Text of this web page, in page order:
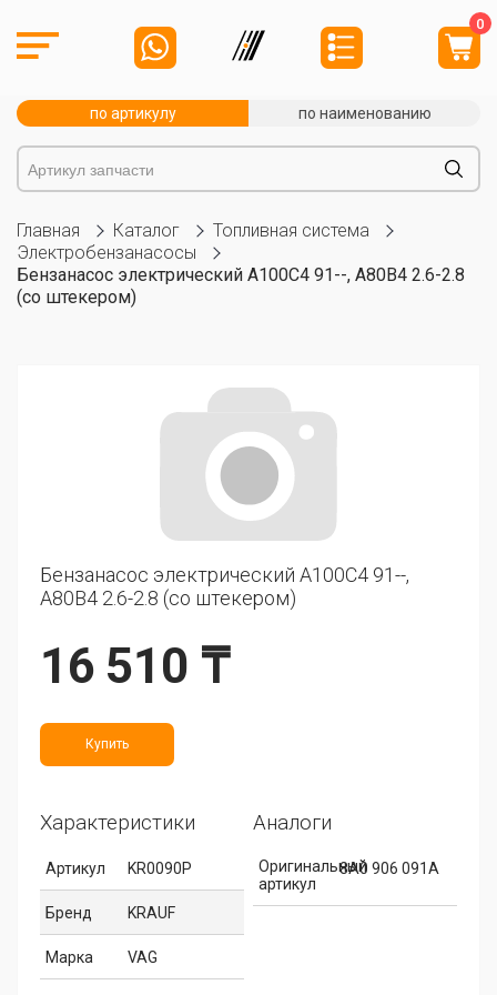
0
по артикулу по наименованию
Главная Каталог
Топливная система
Электробензанасосы
Бензанасос электрический A100C4 91--, A80B4 2.6-2.8
(со штекером)
Бензанасос электрический A100C4 91--,
A80B4 2.6-2.8 (со штекером)
16 510 ₸
Купить
Характеристики
Артикул KR0090P
Бренд KRAUF
Марка VAG
Аналоги
Оригинальный
артикул
8A0 906 091A